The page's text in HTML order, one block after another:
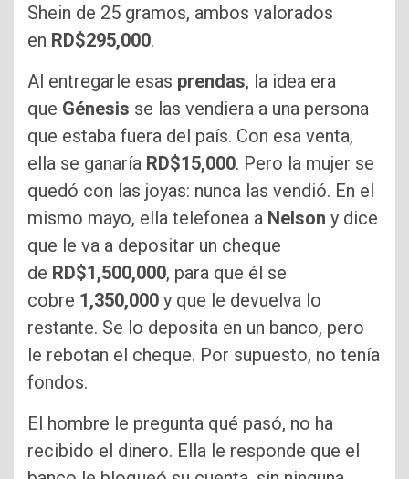
Shein de 25 gramos, ambos valorados
en RD$295,000.
Al entregarle esas prendas, la idea era
que Génesis se las vendiera a una persona
que estaba fuera del país. Con esa venta,
ella se ganaría RD$15,000. Pero la mujer se
quedó con las joyas: nunca las vendió. En el
mismo mayo, ella telefonea a Nelson y dice
que le va a depositar un cheque
de RD$1,500,000, para que él se
cobre 1,350,000 y que le devuelva lo
restante. Se lo deposita en un banco, pero
le rebotan el cheque. Por supuesto, no tenía
fondos.
El hombre le pregunta qué pasó, no ha
recibido el dinero. Ella le responde que el